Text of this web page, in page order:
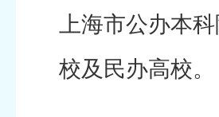
上海市公办本
校及民办高校。